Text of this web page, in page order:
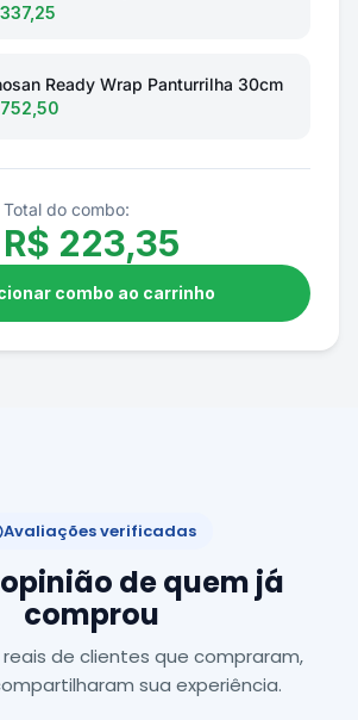
Ready Wrap Panturrilha 30cm
Total do combo:
R$ 223,35
combo ao carrinho
Avaliações verificadas
de quem já
comprou
de clientes que compraram,
sua experiência.